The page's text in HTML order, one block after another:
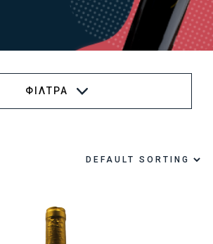
ΦΙΛΤΡΑ